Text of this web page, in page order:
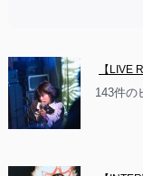
【LIVE
143件の